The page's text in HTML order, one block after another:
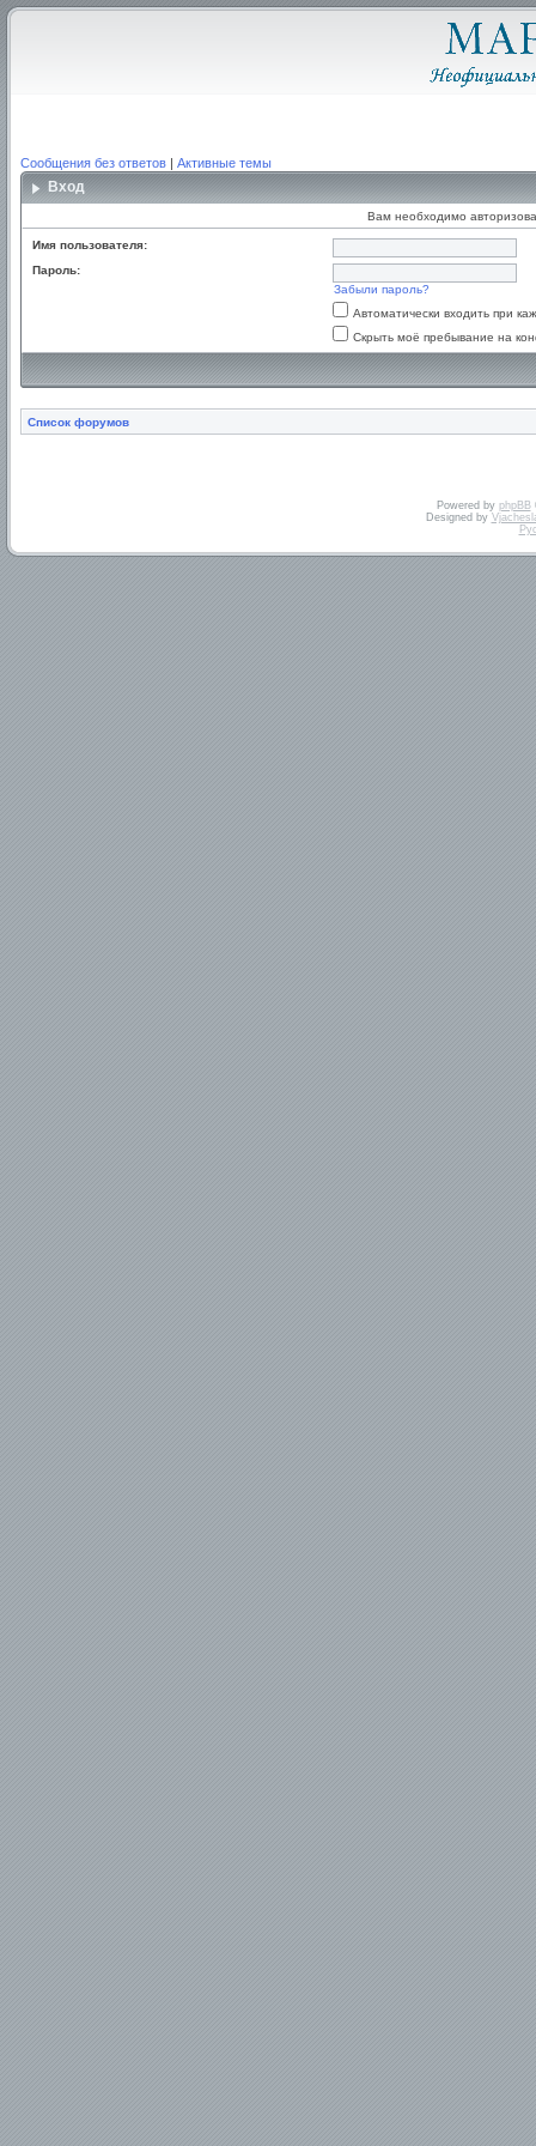
Сообщения без ответов | Активные темы
Вход
Вам необходимо
Имя пользователя:
Пароль:
Забыли пароль?
Автоматически входить при
Скрыть моё пребывание на
Список форумов
Powered by phpBB
Designed by